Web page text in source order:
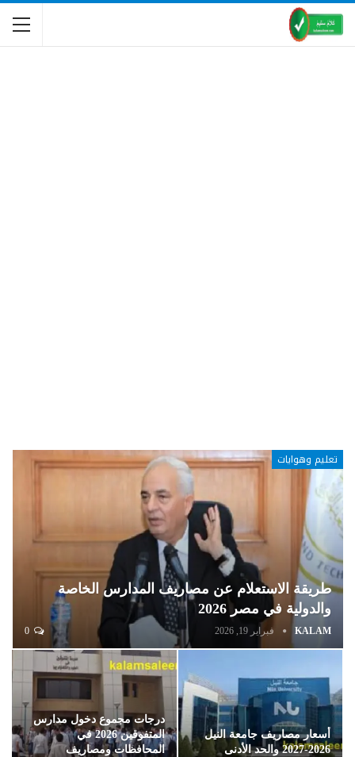
تعليم وهوايات
طريقة الاستعلام عن مصاريف المدارس الخاصة
والدولية في مصر 2026
KALAM فبراير 19, 2026
أسعار مصاريف جامعة النيل
2026-2027 والحد الأدنى
درجات مجموع دخول مدارس
المتفوقين 2026 في
المحافظات ومصاريف